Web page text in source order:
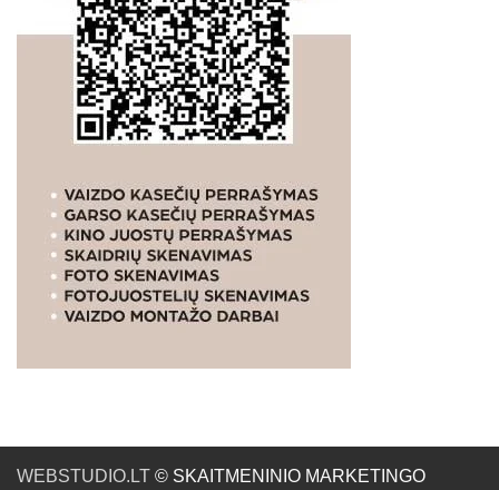
WEBSTUDIO.LT © SKAITMENINIO MARKETINGO